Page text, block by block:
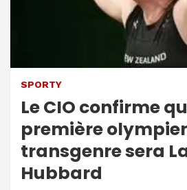
SPORTY
Le CIO confirme
première
transgenre sera
Hubbard